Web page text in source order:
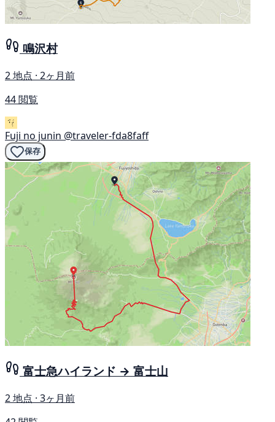
鳴沢村
2 地点 · 2ヶ月前
44 閲覧
Fuji no junin @traveler-fda8faff
保存
富士急ハイランド → 富士山
2 地点 · 3ヶ月前